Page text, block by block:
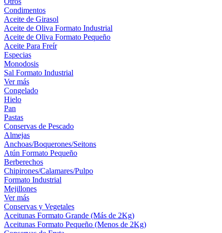
Condimentos
Aceite de Girasol
Aceite de Oliva Formato Industrial
Aceite de Oliva Formato Pequeño
Aceite Para Freír
Especias
Monodosis
Sal Formato Industrial
Ver más
Congelado
Hielo
Pan
Pastas
Conservas de Pescado
Almejas
Anchoas/Boquerones/Seitons
Atún Formato Pequeño
Berberechos
Chipirones/Calamares/Pulpo
Formato Industrial
Mejillones
Ver más
Conservas y Vegetales
Aceitunas Formato Grande (Más de 2Kg)
Aceitunas Formato Pequeño (Menos de 2Kg)